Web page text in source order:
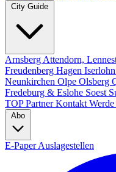
City Guide
Arnsberg Attendorn,
Freudenberg Hagen Iserlohn
Neunkirchen Olpe Olsberg
Fredeburg & Eslohe Soest
TOP PartnerKontakt
Abo
E-PaperAuslagestellen